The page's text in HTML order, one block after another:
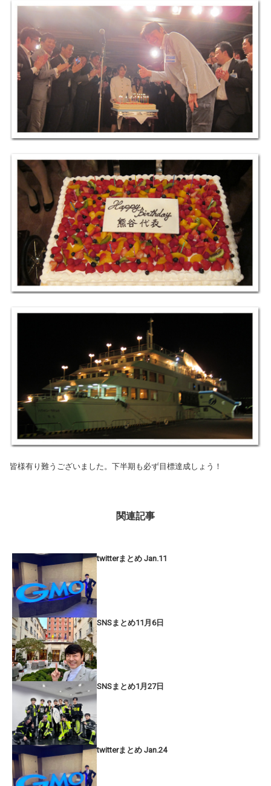
皆様有り難うございました。下半期も必ず目標達成しょう！
関連記事
twitterまとめ Jan.11
SNSまとめ11月6日
SNSまとめ1月27日
twitterまとめ Jan.24